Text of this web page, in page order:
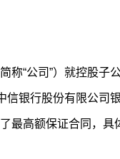
称“公司”）就控股子
信银行股份有限公司
最高额保证合同，具